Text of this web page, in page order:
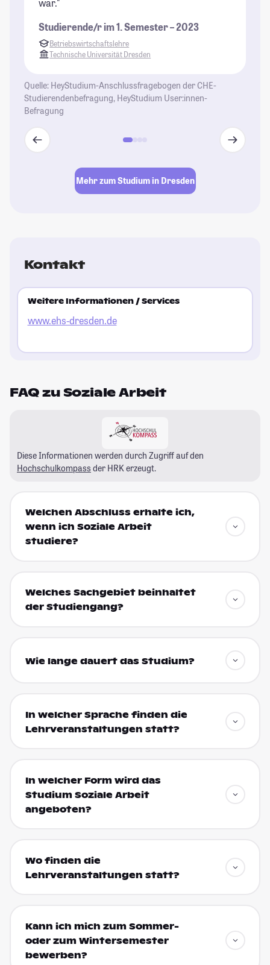
war."
Studierende/r im 1. Semester – 2023
Betriebswirtschaftslehre
Technische Universität Dresden
Quelle: HeyStudium-Anschlussfragebogen der CHE-
Studierendenbefragung, HeyStudium User:innen-
Befragung
Mehr zum Studium in Dresden
Kontakt
Weitere Informationen / Services
www.ehs-dresden.de
FAQ zu Soziale Arbeit
Diese Informationen werden durch Zugriff auf den
Hochschulkompass der HRK erzeugt.
Welchen Abschluss erhalte ich,
wenn ich Soziale Arbeit
studiere?
Welches Sachgebiet beinhaltet
der Studiengang?
Wie lange dauert das Studium?
In welcher Sprache finden die
Lehrveranstaltungen statt?
In welcher Form wird das
Studium Soziale Arbeit
angeboten?
Wo finden die
Lehrveranstaltungen statt?
Kann ich mich zum Sommer-
oder zum Wintersemester
bewerben?